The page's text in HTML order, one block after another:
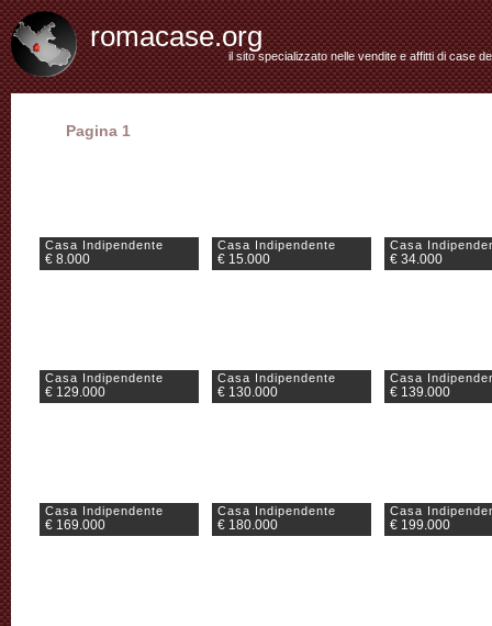
romacase.org
il sito specializzato nelle vendite e affitti di case
Pagina 1
Casa Indipendente
€ 8.000
Casa Indipendente
€ 15.000
Casa
€ 34.000
Casa Indipendente
€ 129.000
Casa Indipendente
€ 130.000
Casa
€ 139.000
Casa Indipendente
€ 169.000
Casa Indipendente
€ 180.000
Casa
€ 199.000